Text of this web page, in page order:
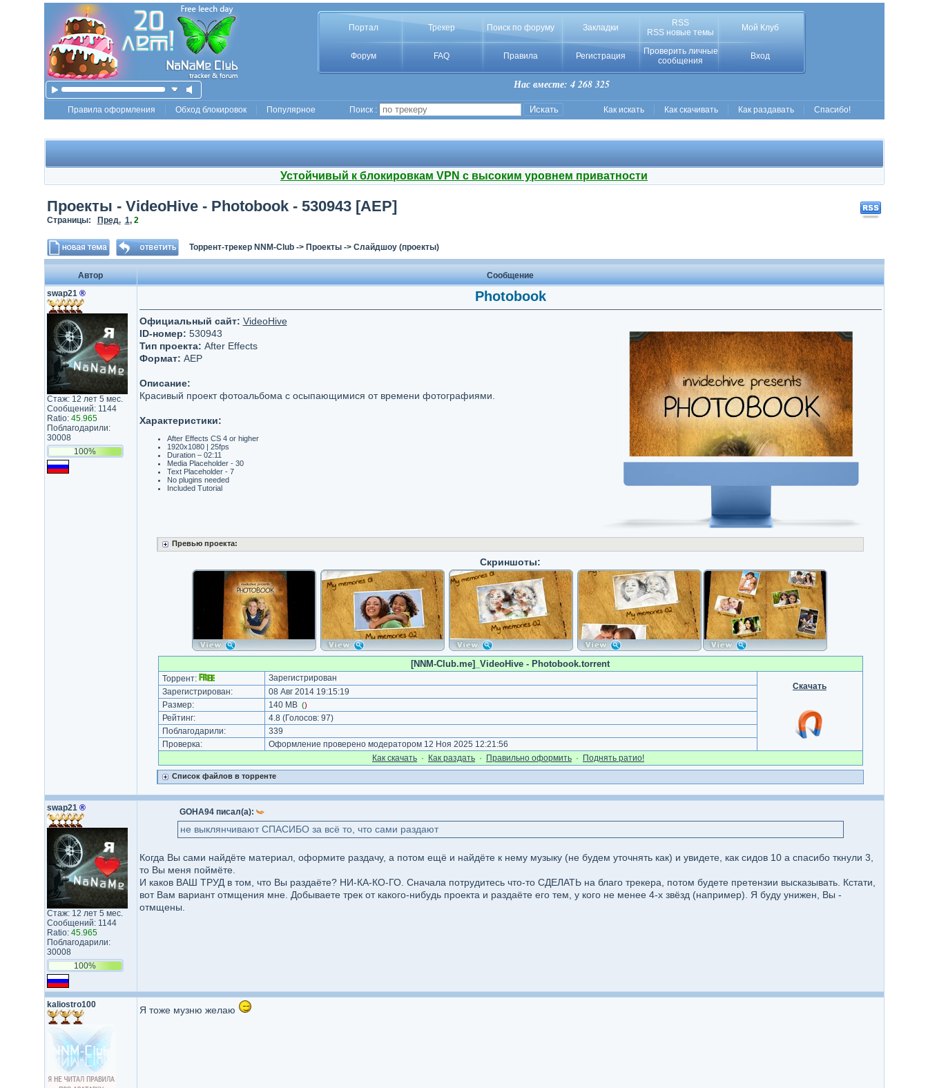
Портал Трекер Поиск по форуму Закладки
RSS
RSS новые темы
Мой Клуб
Форум FAQ Правила Регистрация
Проверить личные
сообщения
Вход
Нас вместе: 4 268 325
Правила оформления Обход блокировок Популярное Поиск : Как искать Как скачивать Как раздавать Спасибо!
Устойчивый к блокировкам VPN с высоким уровнем приватности
Проекты - VideoHive - Photobook - 530943 [AEP]
Страницы: Пред. 1, 2
Торрент-трекер NNM-Club-> Проекты-> Слайдшоу (проекты)
Автор
Сообщение
swap21 ®
Стаж: 12 лет 5 мес.
Сообщений: 1144
Ratio: 45.965
Поблагодарили:
30008
100%
Photobook
Официальный сайт: VideoHive
ID-номер: 530943
Тип проекта: After Effects
Формат: AEP
Описание:
Красивый проект фотоальбома с осыпающимися от времени фотографиями.
Характеристики:
After Effects CS 4 or higher
1920x1080 | 25fps
Duration – 02:11
Media Placeholder - 30
Text Placeholder - 7
No plugins needed
Included Tutorial
Превью проекта:
Скриншоты:
[NNM-Club.me]_VideoHive - Photobook.torrent
Торрент:
Зарегистрирован
Скачать
Зарегистрирован:
08 Авг 2014 19:15:19
Размер:
140 MB ()
Рейтинг: 4.8 (Голосов: 97)
Поблагодарили:
339
Проверка:
Оформление проверено модератором 12 Ноя 2025 12:21:56
Как cкачать · Как раздать · Правильно оформить · Поднять ратио!
Список файлов в торренте
swap21 ®
Стаж: 12 лет 5 мес.
Сообщений: 1144
Ratio: 45.965
Поблагодарили:
30008
100%
GOHA94 писал(а):
не выклянчивают СПАСИБО за всё то, что сами раздают
Когда Вы сами найдёте материал, оформите раздачу, а потом ещё и найдёте к нему музыку (не будем уточнять как) и увидете, как сидов 10 а спасибо ткнули 3,
то Вы меня поймёте.
И каков ВАШ ТРУД в том, что Вы раздаёте? НИ-КА-КО-ГО. Сначала потрудитесь что-то СДЕЛАТЬ на благо трекера, потом будете претензии высказывать. Кстати,
вот Вам вариант отмщения мне. Добываете трек от какого-нибудь проекта и раздаёте его тем, у кого не менее 4-х звёзд (например). Я буду унижен, Вы -
отмщены.
kaliostro100 Я тоже музню желаю